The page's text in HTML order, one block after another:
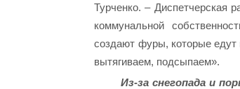
Турченко. – Диспетчерская
коммунальной
создают фуры, которые едут
вытягиваем, подсыпаем».
Из-за снегопада и